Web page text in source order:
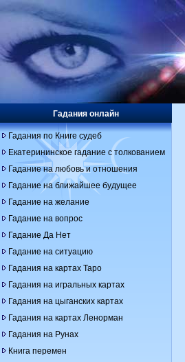
Гадания онлайн
Гадания по Книге судеб
Екатерининское гадание с толкованием
Гадание на любовь и отношения
Гадание на ближайшее будущее
Гадание на желание
Гадание на вопрос
Гадание Да Нет
Гадание на ситуацию
Гадания на картах Таро
Гадания на игральных картах
Гадания на цыганских картах
Гадания на картах Ленорман
Гадания на Рунах
Книга перемен